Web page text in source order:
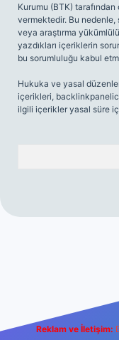
Kurumu (BTK)
vermektedir. Bu
veya araştırma
yazdıkları içeriklerin
bu sorumluluğu kabul
Hukuka ve yasal
içerikleri,
ilgili içerikler yasal süre
Reklam ve İletişim: